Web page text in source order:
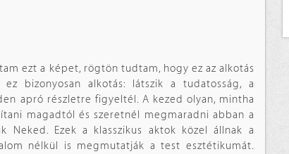
ezt a képet, rögtön tudtam, hogy ez az alkotás
bizonyosan alkotás: látszik a tudatosság, a
apró részletre figyeltél. A kezed olyan, mintha
magadtól és szeretnél megmaradni abban a
Neked. Ezek a klasszikus aktok közel állnak a
nélkül is megmutatják a test esztétikumát.